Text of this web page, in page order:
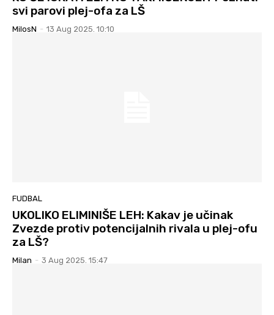
svi parovi plej-ofa za LŠ
MilosN - 13 Aug 2025. 10:10
FUDBAL
UKOLIKO ELIMINIŠE LEH: Kakav je učinak
Zvezde protiv potencijalnih rivala u plej-ofu
za LŠ?
Milan - 3 Aug 2025. 15:47